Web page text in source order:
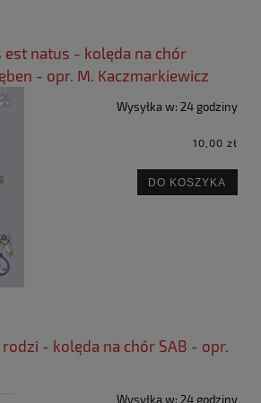
est natus - kolęda na chór
- opr. M. Kaczmarkiewicz
Wysyłka w: 24 godziny
10,00 zł
DO KOSZYKA
- kolęda na chór SAB - opr.
Wysyłka w: 24 godziny